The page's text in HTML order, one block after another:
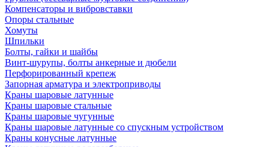
Компенсаторы и вибровставки
Опоры стальные
Хомуты
Шпильки
Болты, гайки и шайбы
Винт-шурупы, болты анкерные и дюбели
Перфорированный крепеж
Запорная арматура и электроприводы
Краны шаровые латунные
Краны шаровые стальные
Краны шаровые чугунные
Краны шаровые латунные со спускным устройством
Краны конусные латунные